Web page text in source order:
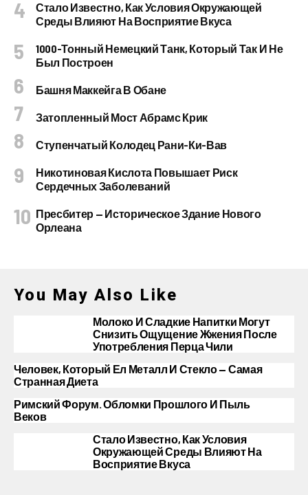
Стало Известно, Как Условия Окружающей
Среды Влияют На Восприятие Вкуса
1000-Тонный Немецкий Танк, Который Так И Не
Был Построен
Башня Маккейга В Обане
Затопленный Мост Абрамс Крик
Ступенчатый Колодец Рани-Ки-Вав
Никотиновая Кислота Повышает Риск
Сердечных Заболеваний
Пресбитер — Историческое Здание Нового
Орлеана
You May Also Like
Молоко И Сладкие Напитки Могут
Снизить Ощущение Жжения После
Употребления Перца Чили
Человек, Который Ел Металл И Стекло — Самая
Странная Диета
Римский Форум. Обломки Прошлого И Пыль
Веков
Стало Известно, Как Условия
Окружающей Среды Влияют На
Восприятие Вкуса